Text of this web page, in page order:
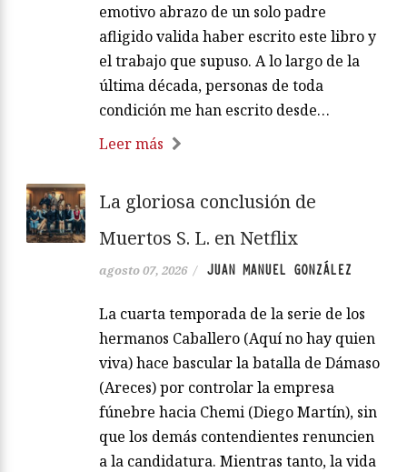
emotivo abrazo de un solo padre
afligido valida haber escrito este libro y
el trabajo que supuso. A lo largo de la
última década, personas de toda
condición me han escrito desde…
Leer más
La gloriosa conclusión de
Muertos S. L. en Netflix
agosto 07, 2026 / JUAN MANUEL GONZÁLEZ
La cuarta temporada de la serie de los
hermanos Caballero (Aquí no hay quien
viva) hace bascular la batalla de Dámaso
(Areces) por controlar la empresa
fúnebre hacia Chemi (Diego Martín), sin
que los demás contendientes renuncien
a la candidatura. Mientras tanto, la vida